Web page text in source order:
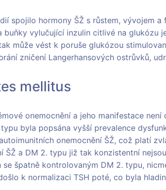
spojilo hormony ŠŽ s růstem, vývojem
buňky vylučující inzulin citlivé na glukózu
může vést k poruše glukózou
zničení Langerhansových ostrůvků,
mellitus
onemocnění a jeho manifestace
typu byla popsána vyšší prevalence
onemocnění ŠŽ, což platí
ŠŽ a DM 2. typu již tak konzistentní
se špatně kontrolovaným DM 2. typu,
k normalizaci TSH poté, co byla